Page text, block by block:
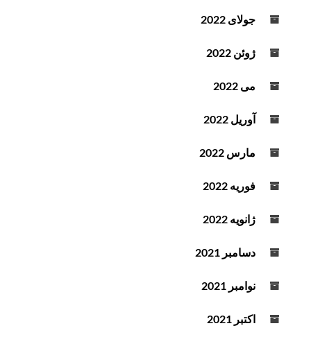
جولای 2022
ژوئن 2022
می 2022
آوریل 2022
مارس 2022
فوریه 2022
ژانویه 2022
دسامبر 2021
نوامبر 2021
اکتبر 2021